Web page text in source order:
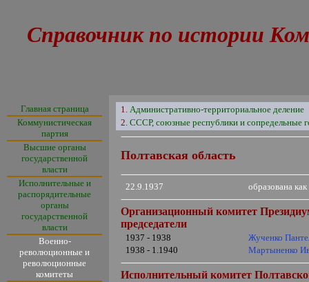
Справочник по истории
Главная страница
Коммунистическая
партия
Высшие органы
государственной
власти
Исполнительные и
распорядительные
органы
государственной
власти
Военно-
революционные и
революционные
комитеты
1.Административно-территориальное деление
2.СССР, союзные республики и сопредельные
Полтавская область
22.9.1937 образована как
Организационный комитет
председатели
1937 - 1938
Жученко
1938 - 1.1940
Мартыненко
Исполнительный комитет